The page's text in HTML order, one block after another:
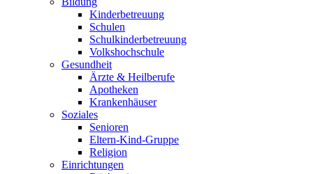
Kinderbetreuung
Schulen
Schulkinderbetreuung
Volkshochschule
Gesundheit
Ärzte & Heilberufe
Apotheken
Krankenhäuser
Soziales
Senioren
Eltern-Kind-Gruppe
Religion
Einrichtungen